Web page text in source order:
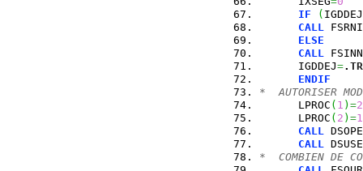
IF
( IGDDEJ
CALL
ELSE
CALL
FSINN
      IGDDEJ
=.
ENDIF
*  AUTORISER
      LPROC
( 1 ) =
      LPROC
( 2 ) =1
CALL
CALL
DSUSE
*  COMBIEN DE